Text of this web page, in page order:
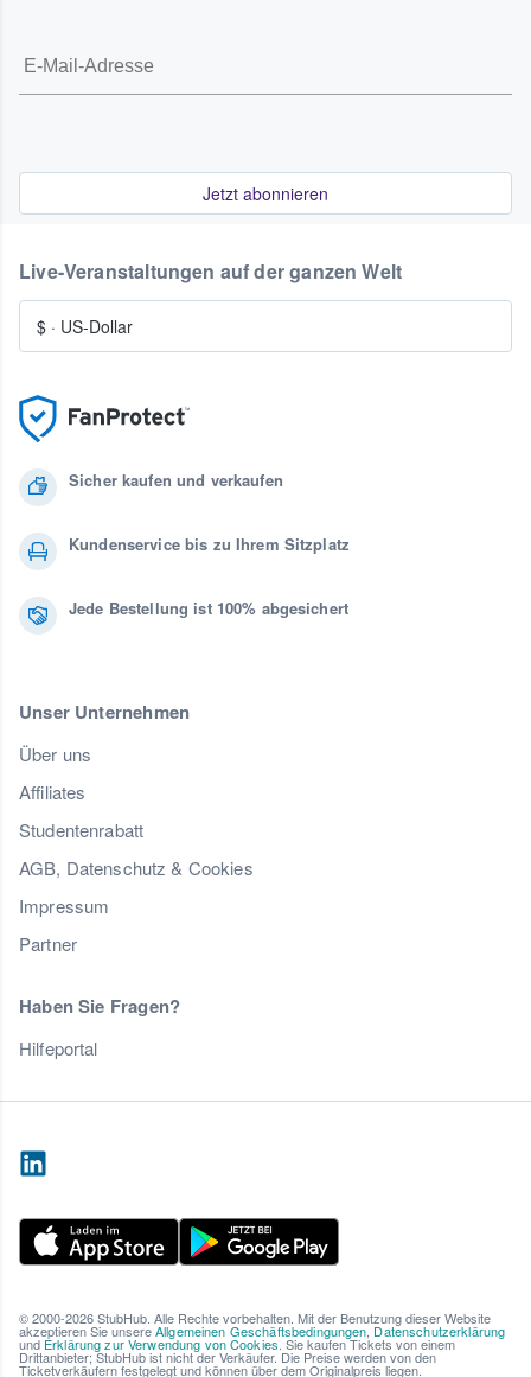
Jetzt abonnieren
Sicher kaufen und verkaufen
Kundenservice bis zu Ihrem Sitzplatz
Jede Bestellung ist 100% abgesichert
Unser Unternehmen
Über uns
Affiliates
Studentenrabatt
AGB, Datenschutz & Cookies
Impressum
Partner
Haben Sie Fragen?
Hilfeportal
Live-Veranstaltungen auf der ganzen Welt
$ · US-Dollar
© 2000-2026 StubHub. Alle Rechte vorbehalten. Mit der Benutzung dieser Website
akzeptieren Sie unsereAllgemeinen Geschäftsbedingungen Datenschutzerklärung
und Erklärung zur Verwendung von Cookies . Sie kaufen Tickets von einem
Drittanbieter; StubHub ist nicht der Verkäufer. Die Preise werden von den
Ticketverkäufern festgelegt und können über dem Originalpreis liegen.